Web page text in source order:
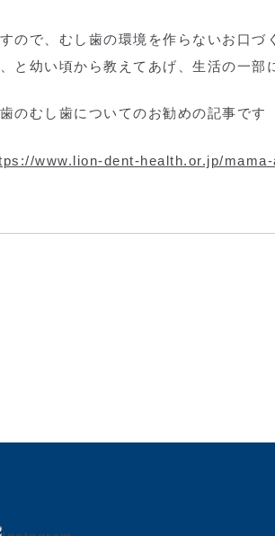
ので、むし歯の環境を作らないお口づ
と幼い頃から教えてあげ、生活の一
のむし歯についてのお勧めの記事です
www.lion-dent-health.or.jp/